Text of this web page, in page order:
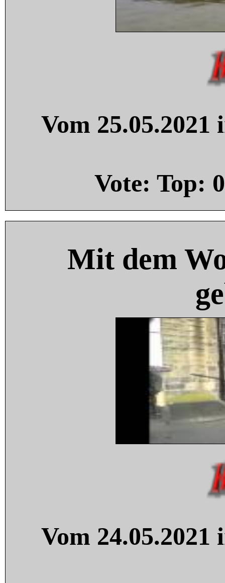
Vom
Vote: Top: 0
Mit dem
Vom